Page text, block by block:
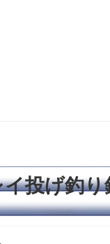
投げ釣